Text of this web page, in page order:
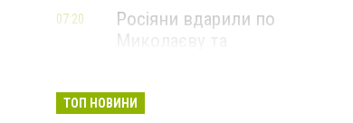
Росіяни вдарили по
Миколаєву та
07:20
ТОП НОВИНИ